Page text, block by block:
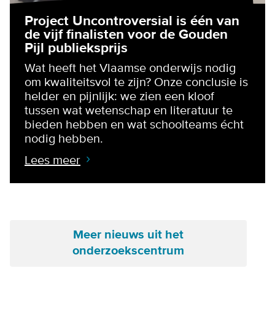
Project Uncontroversial is één van
de vijf finalisten voor de Gouden
Pijl publieksprijs
Wat heeft het Vlaamse onderwijs nodig
om kwaliteitsvol te zijn? Onze conclusie is
helder en pijnlijk: we zien een kloof
tussen wat wetenschap en literatuur te
bieden hebben en wat schoolteams écht
nodig hebben.
Lees meer
Meer nieuws uit het
onderzoekscentrum